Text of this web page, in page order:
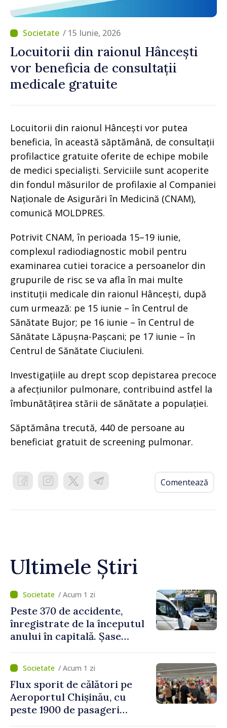
/ 15 Iunie, 2026
Locuitorii din raionul Hâncești
vor beneficia de consultații
medicale gratuite
Locuitorii din raionul Hâncești vor putea
beneficia, în această săptămână, de consultații
profilactice gratuite oferite de echipe mobile
de medici specialiști. Serviciile sunt acoperite
din fondul măsurilor de profilaxie al Companiei
Naționale de Asigurări în Medicină (CNAM),
comunică MOLDPRES.
Potrivit CNAM, în perioada 15–19 iunie,
complexul radiodiagnostic mobil pentru
examinarea cutiei toracice a persoanelor din
grupurile de risc se va afla în mai multe
instituții medicale din raionul Hâncești, după
cum urmează: pe 15 iunie – în Centrul de
Sănătate Bujor; pe 16 iunie – în Centrul de
Sănătate Lăpușna-Pașcani; pe 17 iunie – în
Centrul de Sănătate Ciuciuleni.
Investigațiile au drept scop depistarea precoce
a afecțiunilor pulmonare, contribuind astfel la
îmbunătățirea stării de sănătate a populației.
Săptămâna trecută, 440 de persoane au
beneficiat gratuit de screening pulmonar.
Comentează
Ultimele Știri
/ Acum 1 zi
Peste 370 de accidente,
înregistrate de la începutul
anului în capitală. Șase
/ Acum 1 zi
Flux sporit de călători pe
Aeroportul Chișinău, cu
peste 1900 de pasageri